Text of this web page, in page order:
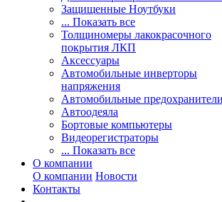
Защищенные Ноутбуки
... Показать все
Толщиномеры лакокрасочного
покрытия ЛКП
Аксессуары
Автомобильные инверторы
напряжения
Автомобильные
Автоодеяла
Бортовые компьютеры
Видеорегистраторы
... Показать все
О компании
О компании Новости
Контакты